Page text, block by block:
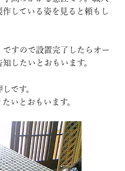
している姿を見ると頼もし
すので設置完了したらオー
したいとおもいます。
です。
いとおもいます。